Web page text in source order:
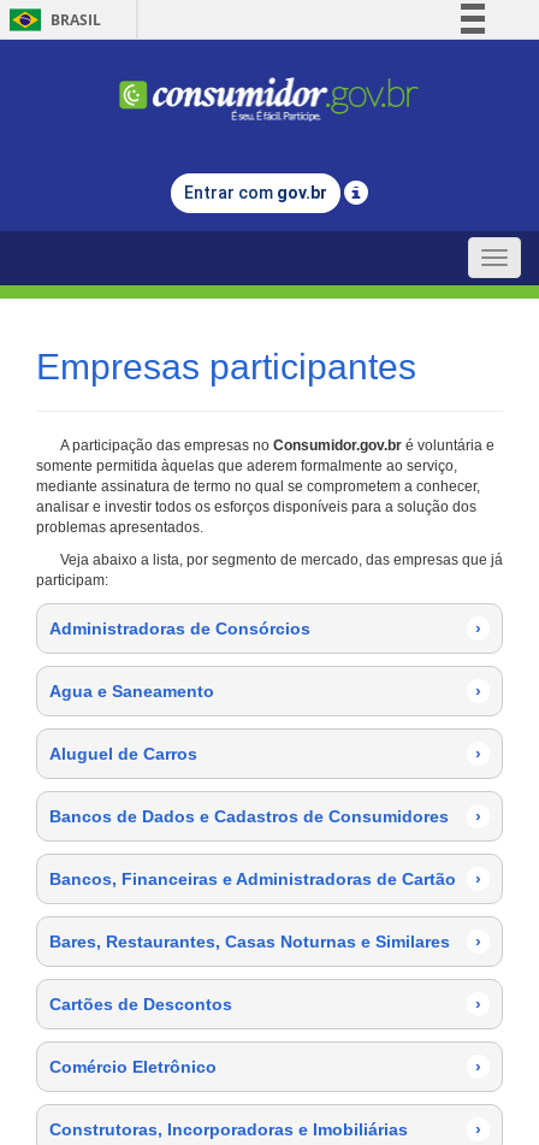
BRASIL
Comunica BR
Legislação
Entrar com gov.br
Toggle
Empresas participantes
A participação das empresas no Consumidor.gov.br é voluntária e
somente permitida àquelas que aderem formalmente ao serviço,
mediante assinatura de termo no qual se comprometem a conhecer,
analisar e investir todos os esforços disponíveis para a solução dos
problemas apresentados.
Veja abaixo a lista, por segmento de mercado, das empresas que já
participam:
Administradoras de Consórcios ›
Agua e Saneamento ›
Aluguel de Carros ›
Bancos de Dados e Cadastros de Consumidores ›
Bancos, Financeiras e Administradoras de Cartão ›
Bares, Restaurantes, Casas Noturnas e Similares ›
Cartões de Descontos ›
Comércio Eletrônico ›
Construtoras, Incorporadoras e Imobiliárias ›